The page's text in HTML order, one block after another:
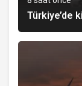
Türkiye’de